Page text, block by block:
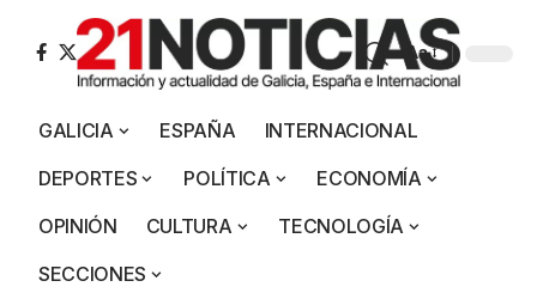
Aa
GALICIA ESPAÑA
INTERNACIONAL
DEPORTES
POLÍTICA
ECONOMÍA
OPINIÓN
CULTURA
TECNOLOGÍA
SECCIONES